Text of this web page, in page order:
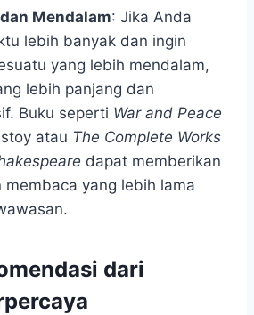
Mendalam: Jika Anda
lebih banyak dan ingin
yang lebih mendalam,
lebih panjang dan
Buku seperti War and Peace
atau The Complete Works
dapat memberikan
membaca yang lebih lama
dari